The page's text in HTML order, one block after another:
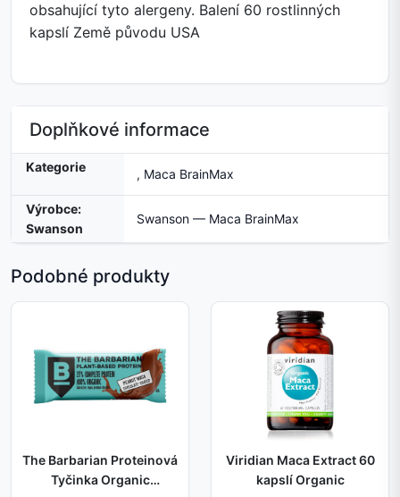
obsahující tyto alergeny. Balení 60 rostlinných
kapslí Země původu USA
Doplňkové informace
Kategorie , Maca BrainMax
Výrobce:
Swanson
Swanson — Maca BrainMax
Podobné produkty
The Barbarian Proteinová
Tyčinka Organic
Viridian Maca Extract 60
kapslí Organic